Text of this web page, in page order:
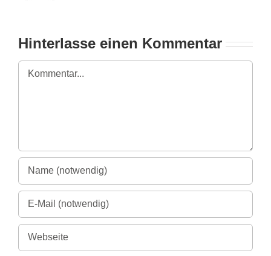
Hinterlasse einen Kommentar
Kommentar